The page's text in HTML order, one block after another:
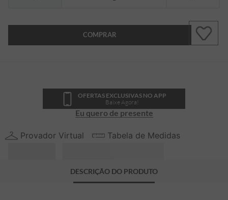
COMPRAR
OFERTAS EXCLUSIVAS NO APP
Baixe Agora!
Eu quero de presente
Provador Virtual Tabela de Medidas
DESCRIÇÃO DO PRODUTO